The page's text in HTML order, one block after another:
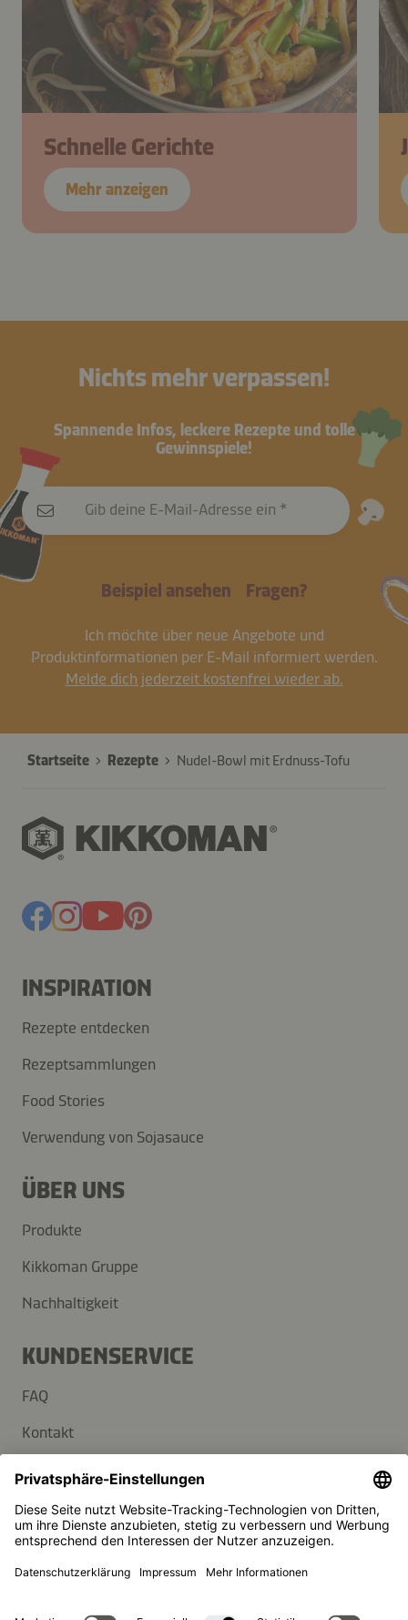
Schnelle Gerichte
Mehr anzeigen
Nichts mehr verpassen!
Spannende Infos, leckere Rezepte und tolle
Gewinnspiele!
Gib deine E-Mail-Adresse ein
Beispiel ansehen Fragen?
Ich möchte über neue Angebote und
Produktinformationen per E-Mail informiert werden.
Melde dich jederzeit kostenfrei wieder ab.
Startseite Rezepte Nudel-Bowl mit Erdnuss-Tofu
INSPIRATION
Rezepte entdecken
Rezeptsammlungen
Food Stories
Verwendung von Sojasauce
ÜBER UNS
Produkte
Kikkoman Gruppe
Nachhaltigkeit
KUNDENSERVICE
FAQ
Kontakt
Newsletter
Presse
Kikkoman ist ein eingetragenes Warenzeichen der Kikkoman
© Kikkoman Trading Europe GmbH 2023 – 2026